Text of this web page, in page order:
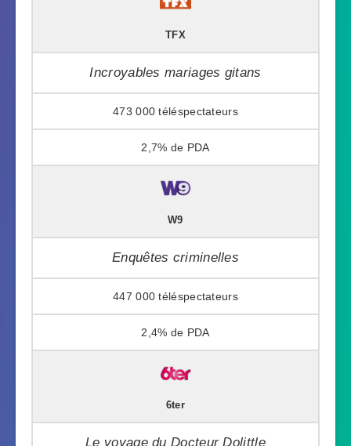
TFX
Incroyables mariages gitans
473 000
2,7%
W9
Enquêtes criminelles
447 000
2,4%
6ter
Le voyage du Docteur Dolittle